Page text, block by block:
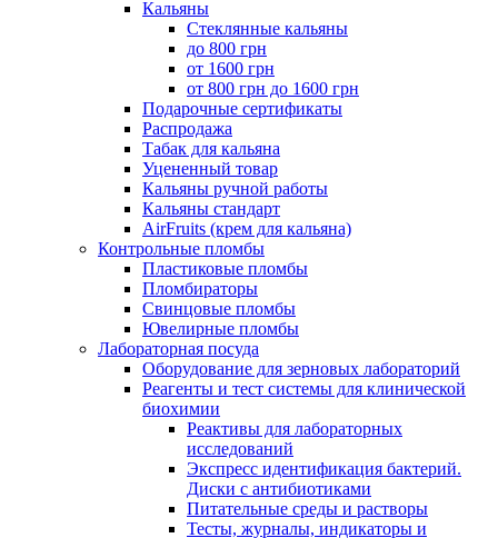
Кальяны
Стеклянные кальяны
до 800 грн
от 1600 грн
от 800 грн до 1600 грн
Подарочные сертификаты
Распродажа
Табак для кальяна
Уцененный товар
Кальяны ручной работы
Кальяны стандарт
AirFruits (крем для кальяна)
Контрольные пломбы
Пластиковые пломбы
Пломбираторы
Свинцовые пломбы
Ювелирные пломбы
Лабораторная посуда
Оборудование для зерновых лабораторий
Реагенты и тест системы для клинической
биохимии
Реактивы для лабораторных
исследований
Экспресс идентификация бактерий.
Диски с антибиотиками
Питательные среды и растворы
Тесты, журналы, индикаторы и